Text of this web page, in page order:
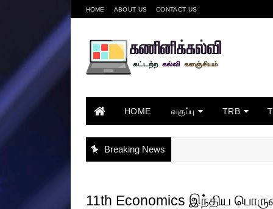
HOME ABOUT US CONTACT US
HOME வகுப்பு TRB
Breaking News
11th Economics இந்திய